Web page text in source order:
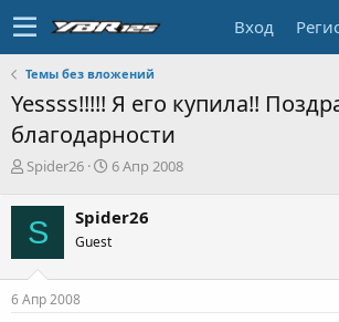
Вход
Темы без вложений
Yessss!!!!! Я его купила!!
благодарности
А
т
о
р
т
е
м
Spider26
Д
а
н
ч
6 Апр 2008
S Spider26
Guest
6 Апр 2008